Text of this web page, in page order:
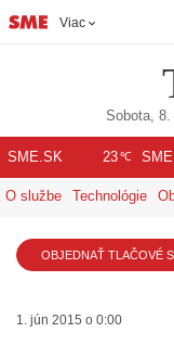
Viac
Sobota, 8.
SME.SK 23℃
O službe Technológie
OBJEDNAŤ TLAČOVÉ
1. jún 2015 o 0:00